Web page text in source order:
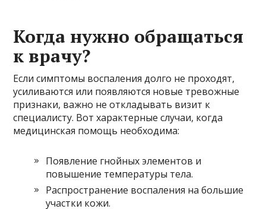
Когда нужно обращаться
к врачу?
Если симптомы воспаления долго не проходят,
усиливаются или появляются новые тревожные
признаки, важно не откладывать визит к
специалисту. Вот характерные случаи, когда
медицинская помощь необходима:
Появление гнойных элементов и
повышение температуры тела.
Распространение воспаления на большие
участки кожи.